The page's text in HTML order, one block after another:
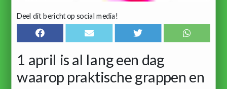
Deel dit bericht op social media!
1 april is al lang een dag
waarop praktische grappen en